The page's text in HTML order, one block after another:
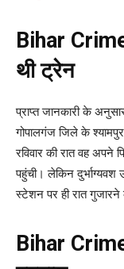
Bihar
थी ट्रेन
प्राप्त जानकारी के
गोपालगंज जिले के
रविवार की रात वह
पहुंची। लेकिन
स्टेशन पर ही रात गुजारने
Bihar